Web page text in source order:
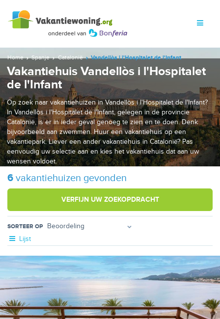
Home Spanje Catalonië Vandellòs i l'Hospitalet de l'Infant
Vakantiehuis Vandellòs i l'Hospitalet
de l'Infant
Op zoek naar vakantiehuizen in Vandellòs i l'Hospitalet de l'Infant?
In Vandellòs i l'Hospitalet de l'Infant, gelegen in de provincie
Catalonië, is er in ieder geval genoeg te zien en te doen. Denk
bijvoorbeeld aan zwemmen. Huur een vakantiehuis op een
vakantiepark. Liever een ander vakantiehuis in Catalonië? Pas
eenvoudig uw selectie aan en kies het vakantiehuis dat aan uw
wensen voldoet.
6 vakantiehuizen gevonden
VERFIJN UW ZOEKOPDRACHT
SORTEER OP
Lijst